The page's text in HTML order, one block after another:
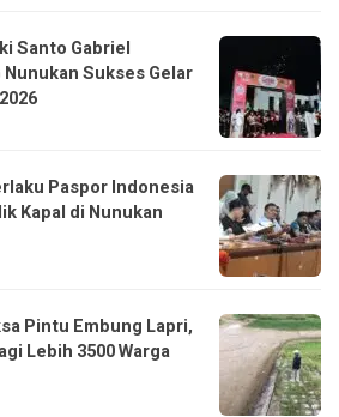
Santo Gabriel
Nunukan Sukses Gelar
Paspor Indonesia
Kapal di Nunukan
Pintu Embung Lapri,
Lebih 3500 Warga